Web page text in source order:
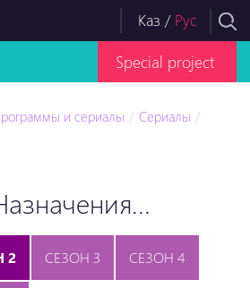
Каз / Рус
Special project
и сериалы
Сериалы
2 СЕЗОН 3 СЕЗОН 4